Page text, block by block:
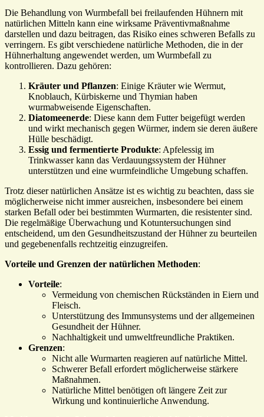
Die Behandlung von Wurmbefall bei freilaufenden Hühnern mit
natürlichen Mitteln kann eine wirksame Präventivmaßnahme
darstellen und dazu beitragen, das Risiko eines schweren Befalls zu
verringern. Es gibt verschiedene natürliche Methoden, die in der
Hühnerhaltung angewendet werden, um Wurmbefall zu
kontrollieren. Dazu gehören:
Kräuter und Pflanzen: Einige Kräuter wie Wermut,
Knoblauch, Kürbiskerne und Thymian haben
wurmabweisende Eigenschaften.
Diatomeenerde: Diese kann dem Futter beigefügt werden
und wirkt mechanisch gegen Würmer, indem sie deren äußere
Hülle beschädigt.
Essig und fermentierte Produkte: Apfelessig im
Trinkwasser kann das Verdauungssystem der Hühner
unterstützen und eine wurmfeindliche Umgebung schaffen.
Trotz dieser natürlichen Ansätze ist es wichtig zu beachten, dass sie
möglicherweise nicht immer ausreichen, insbesondere bei einem
starken Befall oder bei bestimmten Wurmarten, die resistenter sind.
Die regelmäßige Überwachung und Kotuntersuchungen sind
entscheidend, um den Gesundheitszustand der Hühner zu beurteilen
und gegebenenfalls rechtzeitig einzugreifen.
Vorteile und Grenzen der natürlichen Methoden:
Vorteile:
Vermeidung von chemischen Rückständen in Eiern und
Fleisch.
Unterstützung des Immunsystems und der allgemeinen
Gesundheit der Hühner.
Nachhaltigkeit und umweltfreundliche Praktiken.
Grenzen:
Nicht alle Wurmarten reagieren auf natürliche Mittel.
Schwerer Befall erfordert möglicherweise stärkere
Maßnahmen.
Natürliche Mittel benötigen oft längere Zeit zur
Wirkung und kontinuierliche Anwendung.